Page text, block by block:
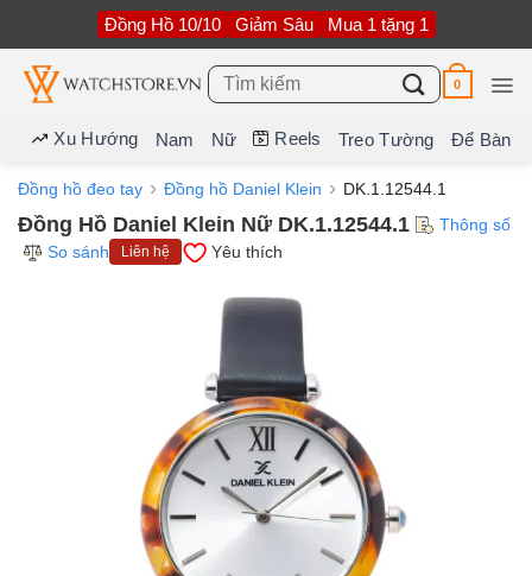
nội
dung
Đồng Hồ 10/10 Giảm Sâu Mua 1 tặng 1
Tìm
kiếm:
0
Xu Hướng Nam Nữ Reels Treo Tường Để Bàn
Đồng hồ đeo tay Đồng hồ Daniel Klein DK.1.12544.1
Đồng Hồ Daniel Klein Nữ DK.1.12544.1
Thông số
So sánh
Liên hệ Yêu thích